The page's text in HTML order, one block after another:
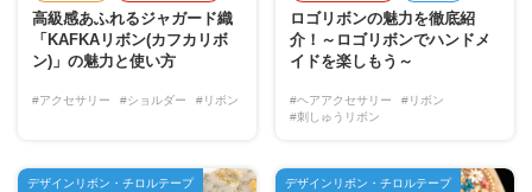
高級感あふれるジャガード織
「KAFKAリボン(カフカリボ
ン)」の魅力と使い方
#アクセサリー #ショルダー #リボン
ロゴリボンの魅力を徹底紹
介！～ロゴリボンでハンドメ
イドを楽しもう～
#ヘアアクセサリー
#リボン
#刺しゅうリボン
デザインリボン・チロルテープ デザインリボン・チロルテープ